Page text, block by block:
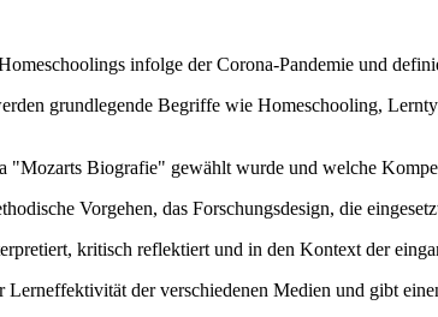
infolge der Corona-Pandemie und
grundlegende Begriffe wie Homeschooling,
"Mozarts Biografie" gewählt wurde und welche
Vorgehen, das Forschungsdesign, die
kritisch reflektiert und in den Kontext der
der verschiedenen Medien und gibt